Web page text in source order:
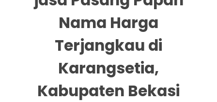
Nama Harga
Terjangkau di
Karangsetia,
Kabupaten Bekasi